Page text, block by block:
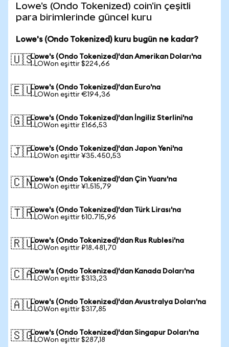
Lowe's (Ondo Tokenized) coin'in çeşitli
para birimlerinde güncel kuru
Lowe's (Ondo Tokenized) kuru bugün ne kadar?
🇺🇸Lowe's (Ondo Tokenized)'dan Amerikan Doları'na
1 LOWon eşittir $224,66
🇪🇺Lowe's (Ondo Tokenized)'dan Euro'na
1 LOWon eşittir €194,36
🇬🇧Lowe's (Ondo Tokenized)'dan İngiliz Sterlini'na
1 LOWon eşittir £166,53
🇯🇵Lowe's (Ondo Tokenized)'dan Japon Yeni'na
1 LOWon eşittir ¥35.450,53
🇨🇳Lowe's (Ondo Tokenized)'dan Çin Yuanı'na
1 LOWon eşittir ¥1.515,79
🇹🇷Lowe's (Ondo Tokenized)'dan Türk Lirası'na
1 LOWon eşittir ₺10.715,96
🇷🇺Lowe's (Ondo Tokenized)'dan Rus Rublesi'na
1 LOWon eşittir ₽18.481,70
🇨🇦Lowe's (Ondo Tokenized)'dan Kanada Doları'na
1 LOWon eşittir $313,23
🇦🇺Lowe's (Ondo Tokenized)'dan Avustralya Doları'na
1 LOWon eşittir $317,85
🇸🇬Lowe's (Ondo Tokenized)'dan Singapur Doları'na
1 LOWon eşittir $287,18